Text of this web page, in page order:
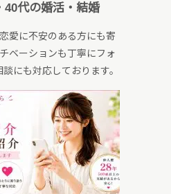
40代の婚活・結婚
愛に不安のある方にも寄
ベーションも丁寧にフォ
にも対応しております。